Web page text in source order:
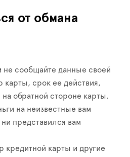
от обмана
не сообщайте данные своей
срок ее действия,
обратной стороне карты.
на неизвестные вам
представился вам
кредитной карты и другие